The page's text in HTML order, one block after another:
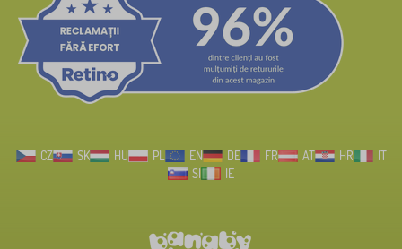
CZ SK HU PL EN DE FR AT HR
IT
SI
IE